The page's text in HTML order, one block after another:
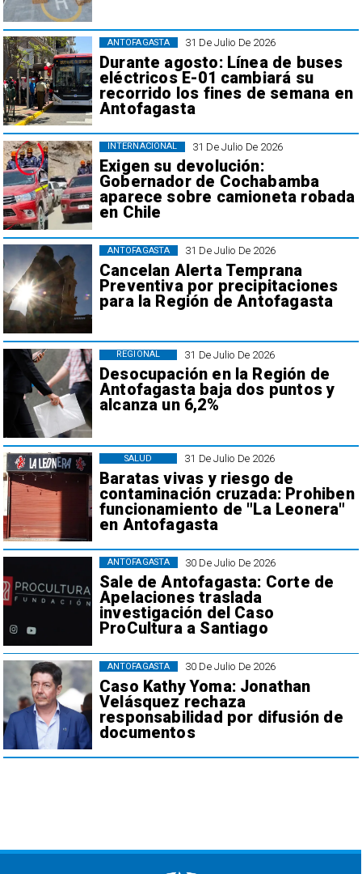
31 De Julio De 2026
Durante agosto: Línea de buses
eléctricos E-01 cambiará su
recorrido los fines de semana en
Antofagasta
ANTOFAGASTA
31 De Julio De 2026
Exigen su devolución:
Gobernador de Cochabamba
aparece sobre camioneta robada
en Chile
INTERNACIONAL
31 De Julio De 2026
Cancelan Alerta Temprana
Preventiva por precipitaciones
para la Región de Antofagasta
ANTOFAGASTA
31 De Julio De 2026
Desocupación en la Región de
Antofagasta baja dos puntos y
alcanza un 6,2%
REGIONAL
31 De Julio De 2026
Baratas vivas y riesgo de
contaminación cruzada: Prohiben
funcionamiento de "La Leonera"
en Antofagasta
SALUD
30 De Julio De 2026
Sale de Antofagasta: Corte de
Apelaciones traslada
investigación del Caso
ProCultura a Santiago
ANTOFAGASTA
30 De Julio De 2026
Caso Kathy Yoma: Jonathan
Velásquez rechaza
responsabilidad por difusión de
documentos
ANTOFAGASTA